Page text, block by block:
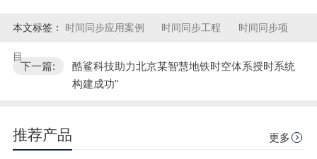
本文标签： 时间同步应用案例 时间同步工程 时间同步项
目
下一篇:
酷鲨科技助力北京某智慧地铁时空体系授时系统
构建成功"
推荐产品 更多